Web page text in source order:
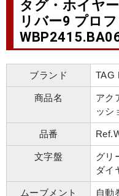
タグ・ホイヤ
リバー9 プロ
ブランド TAG
商品名
アク
ッシ
品番
文字盤
グリ
ダイ
ムーブメント 自動